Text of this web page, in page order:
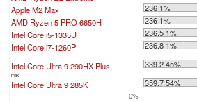
Apple M2 Max
236 1%
AMD Ryzen 5 PRO 6650H
236 1%
Intel Core i5-1335U
236.5 1%
Intel Core i7-1260P
236.8 1%
...
Intel Core Ultra 9 290HX Plus 339.2 45%
max:
Intel Core Ultra 9 285K 359.7 54%
0%